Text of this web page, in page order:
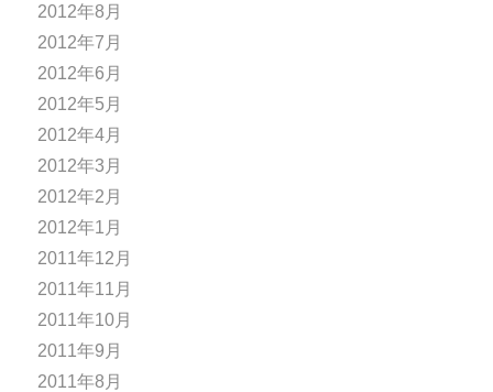
2012年8月
2012年7月
2012年6月
2012年5月
2012年4月
2012年3月
2012年2月
2012年1月
2011年12月
2011年11月
2011年10月
2011年9月
2011年8月